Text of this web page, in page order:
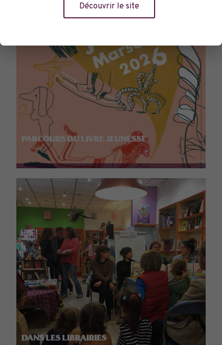
PARCOURS DU LIVRE JEUNESSE
DANS LES LIBRAIRIES
Découvrir le site